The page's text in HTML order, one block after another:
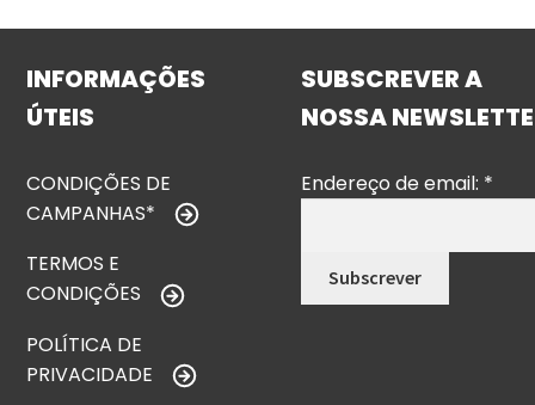
INFORMAÇÕES
ÚTEIS
CONDIÇÕES DE
CAMPANHAS*
TERMOS E
CONDIÇÕES
POLÍTICA DE
PRIVACIDADE
SUBSCREVER A
NOSSA
Endereço de email: *